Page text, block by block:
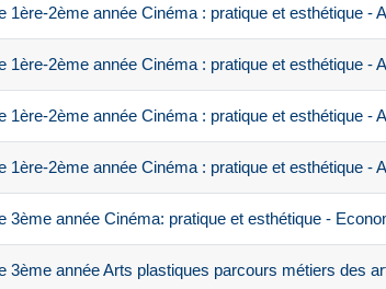
1ère-2ème année Cinéma : pratique et esthétique -
1ère-2ème année Cinéma : pratique et esthétique -
1ère-2ème année Cinéma : pratique et esthétique -
1ère-2ème année Cinéma : pratique et esthétique -
3ème année Cinéma: pratique et esthétique -
3ème année Arts plastiques parcours métiers des